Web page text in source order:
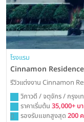
โรงแรม
Cinnamon Residence
รีวิวแต่งงาน Cinnamon
วิภาวดี / จตุจักร / กรุงเ
ราคาเริ่มต้น 35,000+ บ
รองรับแขกสูงสุด 200